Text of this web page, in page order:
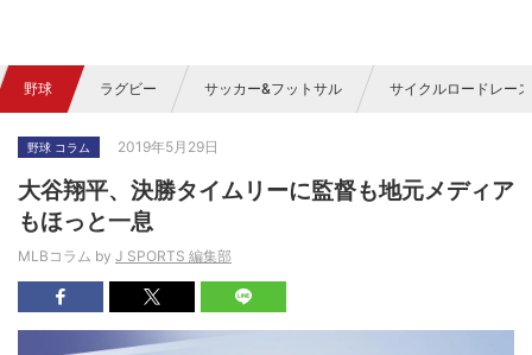
野球 ラグビー サッカー&フットサル サイクルロードレース
野球 コラム 2019年5月29日
大谷翔平、決勝タイムリーに監督も地元メディア
もほっと一息
MLBコラム by J SPORTS 編集部